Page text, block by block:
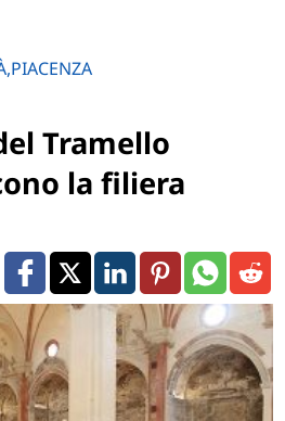
,PIACENZA
Tramello
la filiera